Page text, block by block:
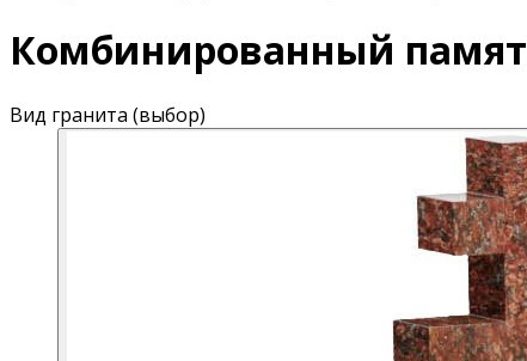
Комбинированный
Вид гранита (выбор)